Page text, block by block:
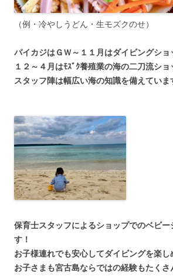
（例・冷やしうどん・生モズクのせ）
パイカジはＧＷ～１１月はダイビングショ
１２～４月はﾓｽﾞｸ養殖業の海の二刀流ショ
スタッフ陣は幅広い海の知識を備えていま
保育士スタッフによるショップでのベビー
す！
お子様連れでも安心してダイビングを楽し
お子さまも宮古島ならではの経験もたくさ